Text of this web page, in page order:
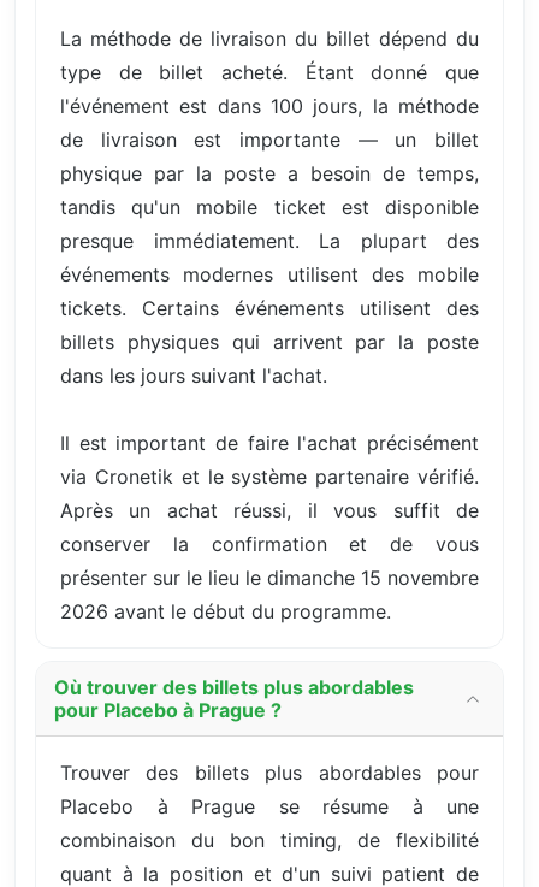
La méthode de livraison du billet dépend du
type de billet acheté. Étant donné que
l'événement est dans 100 jours, la méthode
de livraison est importante — un billet
physique par la poste a besoin de temps,
tandis qu'un mobile ticket est disponible
presque immédiatement. La plupart des
événements modernes utilisent des mobile
tickets. Certains événements utilisent des
billets physiques qui arrivent par la poste
dans les jours suivant l'achat.
Il est important de faire l'achat précisément
via Cronetik et le système partenaire vérifié.
Après un achat réussi, il vous suffit de
conserver la confirmation et de vous
présenter sur le lieu le dimanche 15 novembre
2026 avant le début du programme.
Où trouver des billets plus abordables
pour Placebo à Prague ?
Trouver des billets plus abordables pour
Placebo à Prague se résume à une
combinaison du bon timing, de flexibilité
quant à la position et d'un suivi patient de